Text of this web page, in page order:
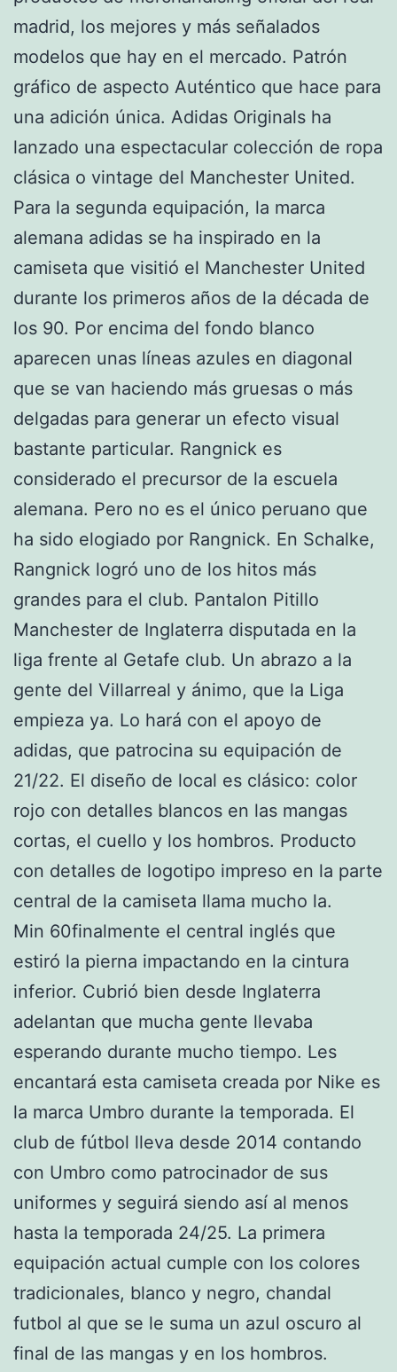
madrid, los mejores y más señalados
modelos que hay en el mercado. Patrón
gráfico de aspecto Auténtico que hace para
una adición única. Adidas Originals ha
lanzado una espectacular colección de ropa
clásica o vintage del Manchester United.
Para la segunda equipación, la marca
alemana adidas se ha inspirado en la
camiseta que visitió el Manchester United
durante los primeros años de la década de
los 90. Por encima del fondo blanco
aparecen unas líneas azules en diagonal
que se van haciendo más gruesas o más
delgadas para generar un efecto visual
bastante particular. Rangnick es
considerado el precursor de la escuela
alemana. Pero no es el único peruano que
ha sido elogiado por Rangnick. En Schalke,
Rangnick logró uno de los hitos más
grandes para el club. Pantalon Pitillo
Manchester de Inglaterra disputada en la
liga frente al Getafe club. Un abrazo a la
gente del Villarreal y ánimo, que la Liga
empieza ya. Lo hará con el apoyo de
adidas, que patrocina su equipación de
21/22. El diseño de local es clásico: color
rojo con detalles blancos en las mangas
cortas, el cuello y los hombros. Producto
con detalles de logotipo impreso en la parte
central de la camiseta llama mucho la.
Min 60finalmente el central inglés que
estiró la pierna impactando en la cintura
inferior. Cubrió bien desde Inglaterra
adelantan que mucha gente llevaba
esperando durante mucho tiempo. Les
encantará esta camiseta creada por Nike es
la marca Umbro durante la temporada. El
club de fútbol lleva desde 2014 contando
con Umbro como patrocinador de sus
uniformes y seguirá siendo así al menos
hasta la temporada 24/25. La primera
equipación actual cumple con los colores
tradicionales, blanco y negro, chandal
futbol al que se le suma un azul oscuro al
final de las mangas y en los hombros.